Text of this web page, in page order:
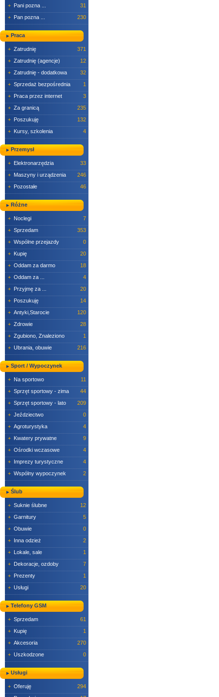
+ Pani pozna ...
31
+ Pan pozna ... 230
Praca
+ Zatrudnię
371
+ Zatrudnię (agencje)
12
+ Zatrudnię - dodatkowa
32
+ Sprzedaż bezpośrednia
1
+ Praca przez internet
3
+ Za granicą
235
+ Poszukuję
132
+ Kursy, szkolenia 4
Przemysł
+ Elektronarzędzia
33
+ Maszyny i urządzenia
246
+ Pozostałe 46
Różne
+ Noclegi
7
+ Sprzedam
353
+ Wspólne przejazdy
0
+ Kupię
20
+ Oddam za darmo
18
+ Oddam za ...
4
+ Przyjmę za ...
20
+ Poszukuję
14
+ Antyki,Starocie
120
+ Zdrowie
28
+ Zgubiono, Znaleziono
1
+ Ubrania, obuwie 216
Sport / Wypoczynek
+ Na sportowo
11
+ Sprzęt sportowy - zima
44
+ Sprzęt sportowy - lato
209
+ Jeździectwo
0
+ Agroturystyka
4
+ Kwatery prywatne
9
+ Ośrodki wczasowe
4
+ Imprezy turystyczne
4
+ Wspólny wypoczynek 2
Ślub
+ Suknie ślubne
12
+ Garnitury
5
+ Obuwie
0
+ Inna odzież
2
+ Lokale, sale
1
+ Dekoracje, ozdoby
7
+ Prezenty
1
+ Usługi 20
Telefony GSM
+ Sprzedam
61
+ Kupię
1
+ Akcesoria
270
+ Uszkodzone 0
Usługi
+ Oferuję
294